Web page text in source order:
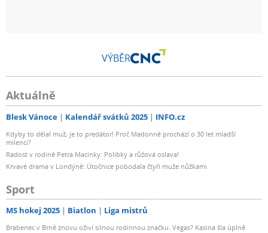
VÝBĚR
Aktuálně
Blesk Vánoce Kalendář svátků 2025 INFO.cz
Kdyby to dělal muž, je to predátor! Proč Madonně prochází o 30 let mladší
milenci?
Radost v rodině Petra Macinky: Polibky a růžová oslava!
Krvavé drama v Londýně: Útočnice pobodala čtyři muže nůžkami
Sport
MS hokej 2025 Biatlon Liga mistrů
Brabenec v Brně znovu oživí silnou rodinnou značku. Vegas? Kasina šla úplně